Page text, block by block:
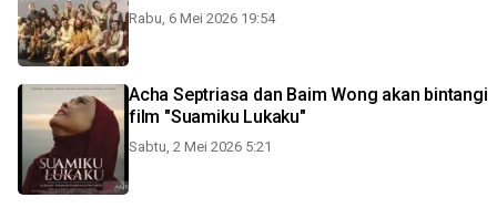
Rabu, 6 Mei 2026 19:54
Acha Septriasa dan Baim Wong akan bintangi
film "Suamiku Lukaku"
Sabtu, 2 Mei 2026 5:21